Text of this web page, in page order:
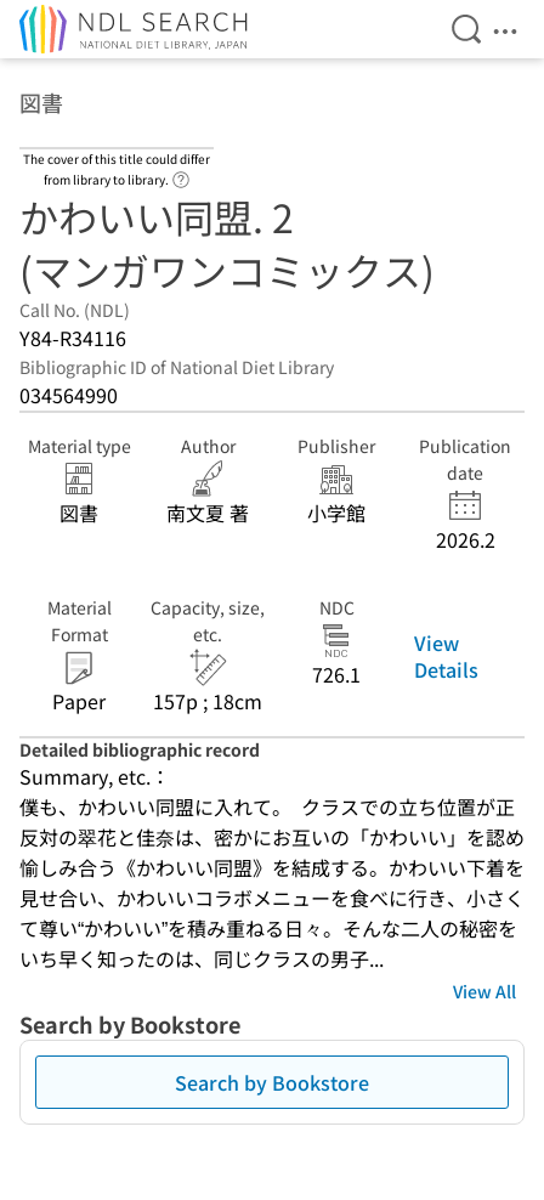
Open
図書
The cover of this title could differ
from library to library.
かわいい同盟. 2
(マンガワンコミックス)
Call No. (NDL)
Y84-R34116
Bibliographic ID of National Diet Library
034564990
Material type
図書
Author
南文夏 著
Publisher
小学館
Publication
date
2026.2
Material
Format
Paper
Capacity, size,
etc.
157p ; 18cm
NDC
726.1
View
Details
Detailed bibliographic record
Summary, etc.：
僕も、かわいい同盟に入れて。  クラスでの立ち位置が正
反対の翠花と佳奈は、密かにお互いの「かわいい」を認め
愉しみ合う《かわいい同盟》を結成する。かわいい下着を
見せ合い、かわいいコラボメニューを食べに行き、小さく
て尊い“かわいい”を積み重ねる日々。そんな二人の秘密を
いち早く知ったのは、同じクラスの男子...
View All
Search by Bookstore
Search by Bookstore